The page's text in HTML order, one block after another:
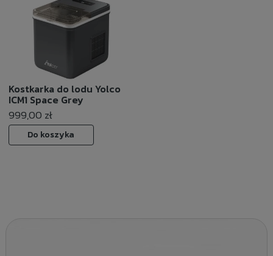
Kostkarka do lodu Yolco
ICM1 Space Grey
999,00 zł
Do koszyka